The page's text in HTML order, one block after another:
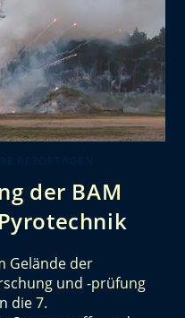
der BAM
Gelände der
und -prüfung
die 7.